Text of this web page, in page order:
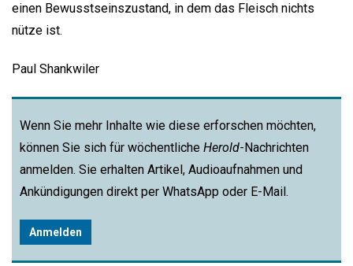
einen Bewusstseinszustand, in dem das Fleisch nichts
nütze ist.
Paul Shankwiler
Wenn Sie mehr Inhalte wie diese erforschen möchten,
können Sie sich für wöchentliche Herold-Nachrichten
anmelden. Sie erhalten Artikel, Audioaufnahmen und
Ankündigungen direkt per WhatsApp oder E-Mail.
Anmelden